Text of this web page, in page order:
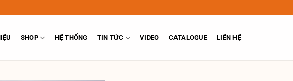
SHOP HỆ THỐNG TIN TỨC VIDEO CATALOGUE LIÊN HỆ